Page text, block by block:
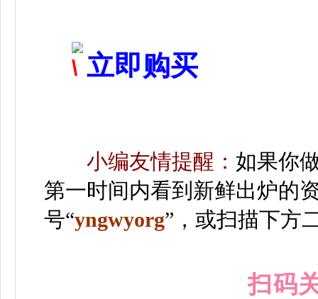
立即购买
小编友情提醒： 如果你
第一时间内看到新鲜出炉的
号“yngwyorg” ，或扫描下方
扫码